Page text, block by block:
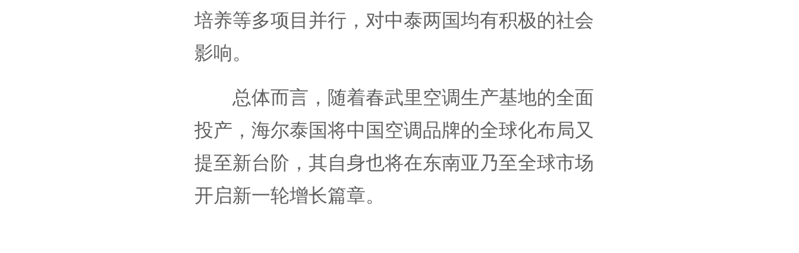
培养等多项目并行，对中泰两国均有积极的社会
影响。
总体而言，随着春武里空调生产基地的全面
投产，海尔泰国将中国空调品牌的全球化布局又
提至新台阶，其自身也将在东南亚乃至全球市场
开启新一轮增长篇章。